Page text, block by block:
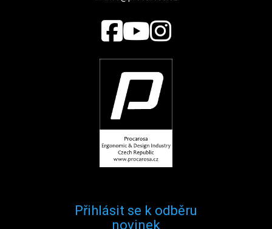
Přihlásit se k odběru
novinek